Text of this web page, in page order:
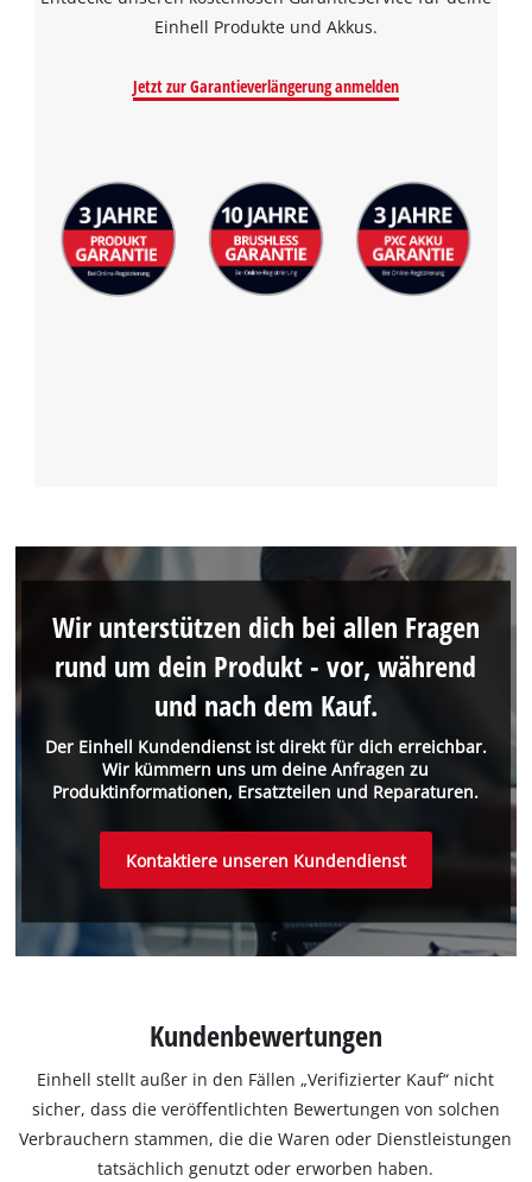
to the list of technologies used.
Management Platform
Einhell Produkte und Akkus.
Jetzt zur Garantieverlängerung anmelden
Der Einhell Kundendienst ist direkt für dich erreichbar.
Wir kümmern uns um deine Anfragen zu
Produktinformationen, Ersatzteilen und Reparaturen.
Wir unterstützen dich bei allen Fragen
rund um dein Produkt - vor, während
und nach dem Kauf.
Kontaktiere unseren Kundendienst
Kundenbewertungen
Einhell stellt außer in den Fällen „Verifizierter Kauf“ nicht
sicher, dass die veröffentlichten Bewertungen von solchen
Verbrauchern stammen, die die Waren oder Dienstleistungen
tatsächlich genutzt oder erworben haben.